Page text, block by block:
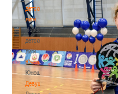
детской
лиги
Новости
детской
лиги
Юноши
Юноши
Девушки